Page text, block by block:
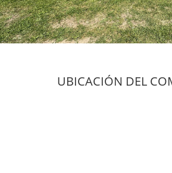
UBICACIÓN DEL